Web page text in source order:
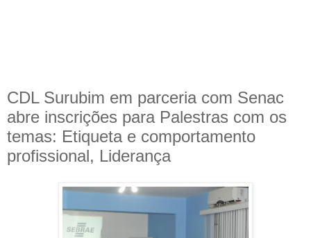
CDL Surubim em parceria com Senac
abre inscrições para Palestras com os
temas: Etiqueta e comportamento
profissional, Liderança